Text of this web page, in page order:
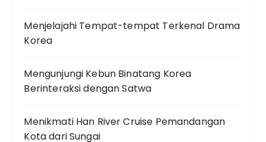
Menjelajahi Tempat-tempat Terkenal Drama
Korea
Mengunjungi Kebun Binatang Korea
Berinteraksi dengan Satwa
Menikmati Han River Cruise Pemandangan
Kota dari Sungai